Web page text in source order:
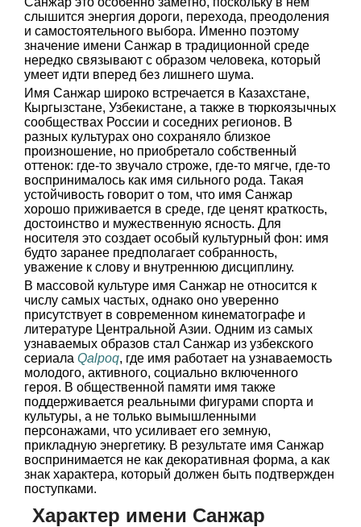
слышится энергия дороги, перехода, преодоления
и самостоятельного выбора. Именно поэтому
значение имени Санжар в традиционной среде
нередко связывают с образом человека, который
умеет идти вперед без лишнего шума.
Имя Санжар широко встречается в Казахстане,
Кыргызстане, Узбекистане, а также в тюркоязычных
сообществах России и соседних регионов. В
разных культурах оно сохраняло близкое
произношение, но приобретало собственный
оттенок: где-то звучало строже, где-то мягче, где-то
воспринималось как имя сильного рода. Такая
устойчивость говорит о том, что имя Санжар
хорошо приживается в среде, где ценят краткость,
достоинство и мужественную ясность. Для
носителя это создает особый культурный фон: имя
будто заранее предполагает собранность,
уважение к слову и внутреннюю дисциплину.
В массовой культуре имя Санжар не относится к
числу самых частых, однако оно уверенно
присутствует в современном кинематографе и
литературе Центральной Азии. Одним из самых
узнаваемых образов стал Санжар из узбекского
сериала Qalpoq, где имя работает на узнаваемость
молодого, активного, социально включенного
героя. В общественной памяти имя также
поддерживается реальными фигурами спорта и
культуры, а не только вымышленными
персонажами, что усиливает его земную,
прикладную энергетику. В результате имя Санжар
воспринимается не как декоративная форма, а как
знак характера, который должен быть подтвержден
поступками.
Характер имени Санжар